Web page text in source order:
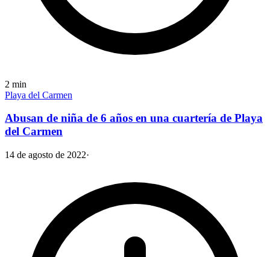
2 min
Playa del Carmen
Abusan de niña de 6 años en una cuartería de Playa
del Carmen
14 de agosto de 2022·